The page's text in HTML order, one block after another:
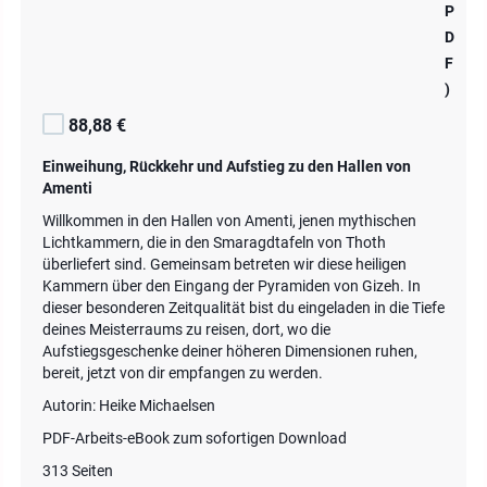
P
D
F
)
88,88 €
Einweihung, Rückkehr und Aufstieg zu den Hallen von
Amenti
Willkommen in den Hallen von Amenti, jenen mythischen
Lichtkammern, die in den Smaragdtafeln von Thoth
überliefert sind. Gemeinsam betreten wir diese heiligen
Kammern über den Eingang der Pyramiden von Gizeh. In
dieser besonderen Zeitqualität bist du eingeladen in die Tiefe
deines Meisterraums zu reisen, dort, wo die
Aufstiegsgeschenke deiner höheren Dimensionen ruhen,
bereit, jetzt von dir empfangen zu werden.
Autorin: Heike Michaelsen
PDF-Arbeits-eBook zum sofortigen Download
313 Seiten